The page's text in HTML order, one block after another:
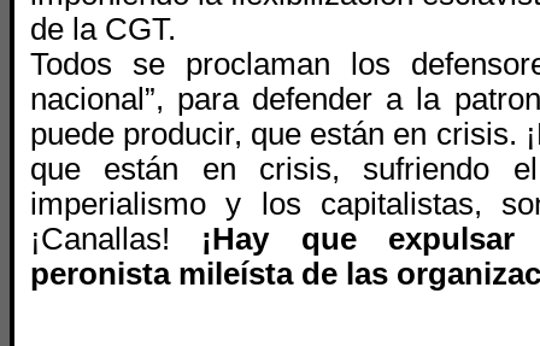
de la CGT.
Todos se proclaman los
nacional”, para defender a la
puede producir, que están en crisis.
que están en crisis, sufriendo
imperialismo y los capitalistas,
¡Canallas! ¡Hay que
peronista mileísta de las